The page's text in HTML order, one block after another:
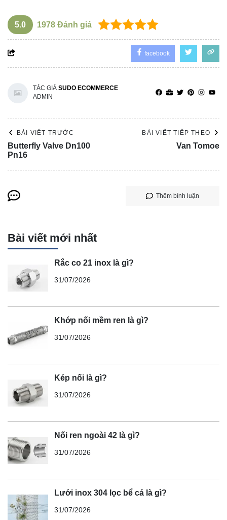
5.0 1978 Đánh giá
facebook
TÁC GIẢ SUDO ECOMMERCE
ADMIN
BÀI VIẾT TRƯỚC
Butterfly Valve Dn100
Pn16
BÀI VIẾT TIẾP THEO
Van Tomoe
Thêm bình luận
Bài viết mới nhất
Rắc co 21 inox là gì?
31/07/2026
Khớp nối mềm ren là gì?
31/07/2026
Kép nối là gì?
31/07/2026
Nối ren ngoài 42 là gì?
31/07/2026
Lưới inox 304 lọc bể cá là gì?
31/07/2026